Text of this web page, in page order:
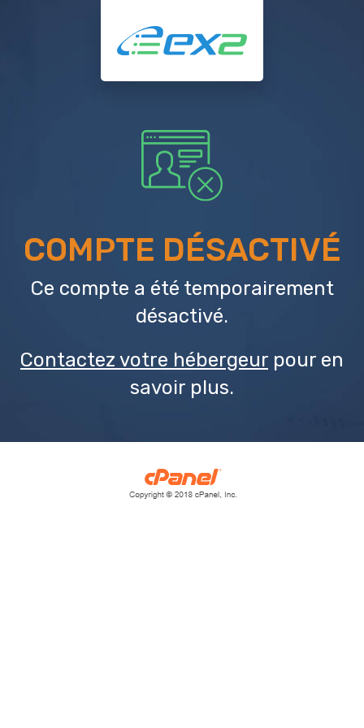
COMPTE DÉSACTIVÉ
Ce compte a été temporairement
désactivé.
Contactez votre hébergeur pour en
savoir plus.